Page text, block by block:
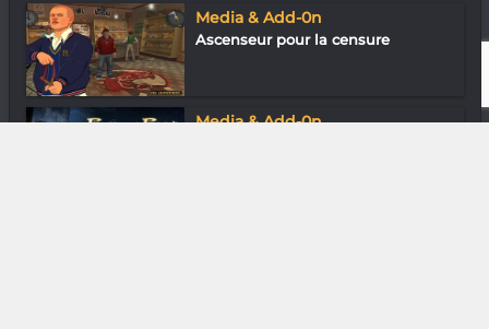
Media & Add-0n
Ascenseur pour la censure
Media & Add-0n